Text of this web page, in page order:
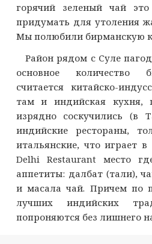
горячий зеленый чай
придумать для утоления
Мы полюбили бирманскую
Район рядом с Суле
основное количество
считается китайско-
там и индийская
изрядно соскучились (в
индийские рестораны,
итальянские, что играет
Delhi Restaurant место
аппетиты: далбат (тали),
и масала чай. Причем по
лучших индийских
попроняются без лишнего